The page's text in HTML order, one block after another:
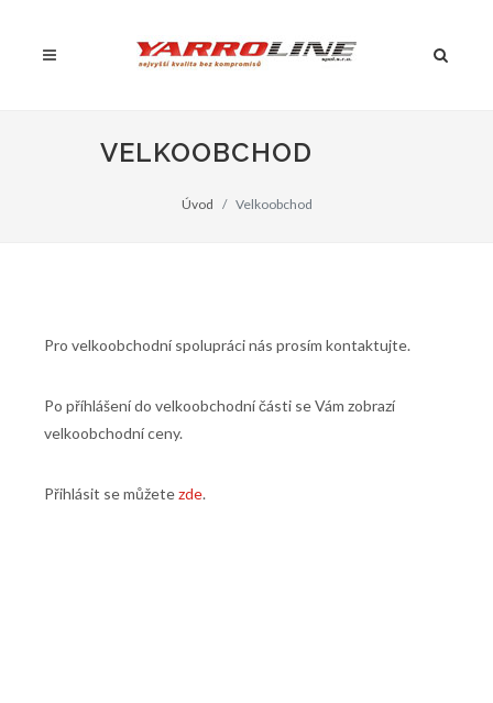
VELKOOBCHOD
Úvod Velkoobchod
Pro velkoobchodní spolupráci nás prosím kontaktujte.
Po příhlášení do velkoobchodní části se Vám zobrazí
velkoobchodní ceny.
Přihlásit se můžetezde.